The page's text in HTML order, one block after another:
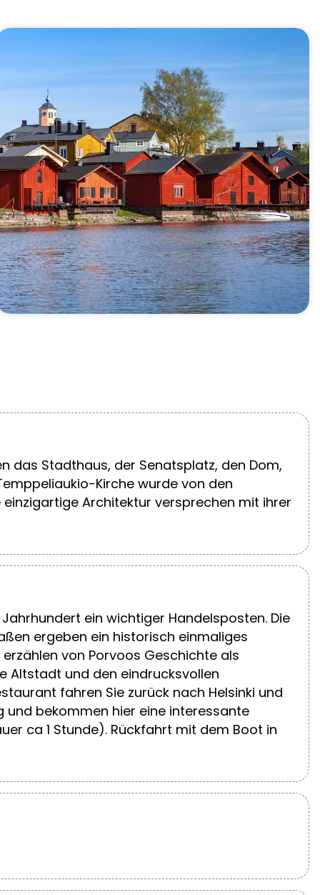
das Stadthaus, der Senatsplatz, den Dom,
Kirche wurde von den
Architektur versprechen mit ihrer
ein wichtiger Handelsposten. Die
ergeben ein historisch einmaliges
von Porvoos Geschichte als
Altstadt und den eindrucksvollen
fahren Sie zurück nach Helsinki und
und bekommen hier eine interessante
ca 1 Stunde). Rückfahrt mit dem Boot in